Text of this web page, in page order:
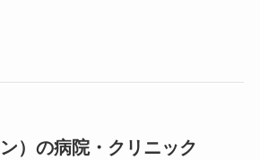
）の病院・クリニック